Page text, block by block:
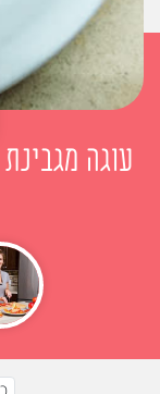
עוגה
כ-